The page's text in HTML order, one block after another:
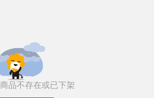
品不存在或已下架